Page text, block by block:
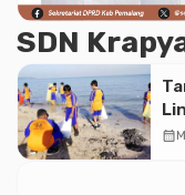
SDN
calendar_month